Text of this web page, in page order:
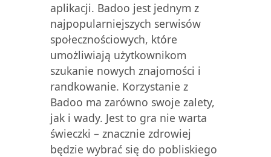
aplikacji. Badoo jest jednym z
najpopularniejszych serwisów
społecznościowych, które
umożliwiają użytkownikom
szukanie nowych znajomości i
randkowanie. Korzystanie z
Badoo ma zarówno swoje zalety,
jak i wady. Jest to gra nie warta
świeczki – znacznie zdrowiej
będzie wybrać się do pobliskiego